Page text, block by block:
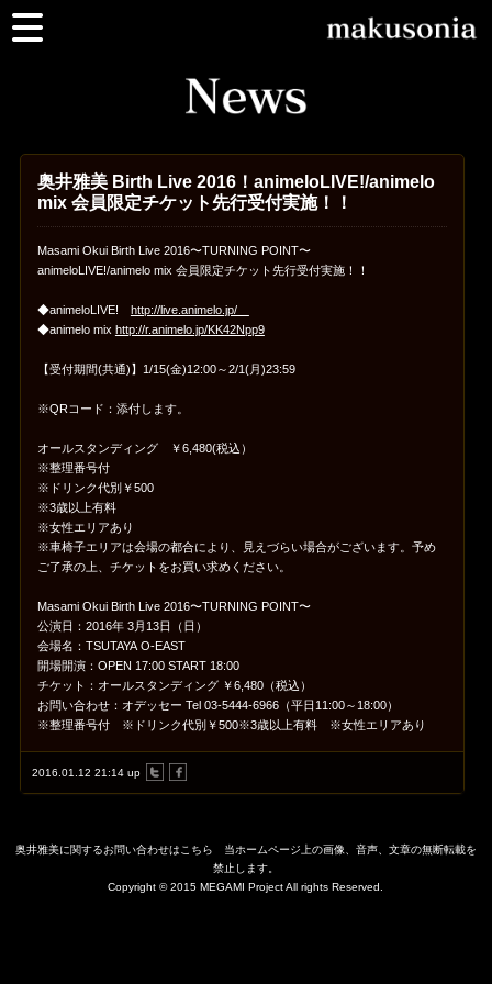
奥井雅美 Birth Live 2016！animeloLIVE!/animelo
mix 会員限定チケット先行受付実施！！
Masami Okui Birth Live 2016〜TURNING POINT〜
animeloLIVE!/animelo mix 会員限定チケット先行受付実施！！
◆animeloLIVE! http://live.animelo.jp/
◆animelo mix http://r.animelo.jp/KK42Npp9
【受付期間(共通)】1/15(金)12:00～2/1(月)23:59
※QRコード：添付します。
オールスタンディング ￥6,480(税込）
※整理番号付
※ドリンク代別￥500
※3歳以上有料
※女性エリアあり
※車椅子エリアは会場の都合により、見えづらい場合がございます。予め
ご了承の上、チケットをお買い求めください。
Masami Okui Birth Live 2016〜TURNING POINT〜
公演日：2016年 3月13日（日）
会場名：TSUTAYA O-EAST
開場開演：OPEN 17:00 START 18:00
チケット：オールスタンディング ￥6,480（税込）
お問い合わせ：オデッセー Tel 03-5444-6966（平日11:00～18:00）
※整理番号付 ※ドリンク代別￥500※3歳以上有料 ※女性エリアあり
2016.01.12 21:14 up
奥井雅美に関するお問い合わせはこちら 当ホームページ上の画像、音声、文章の無断転載を
禁止します。
Copyright © 2015 MEGAMI Project All rights Reserved.